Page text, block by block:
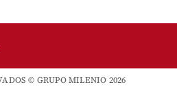
© GRUPO MILENIO 2026